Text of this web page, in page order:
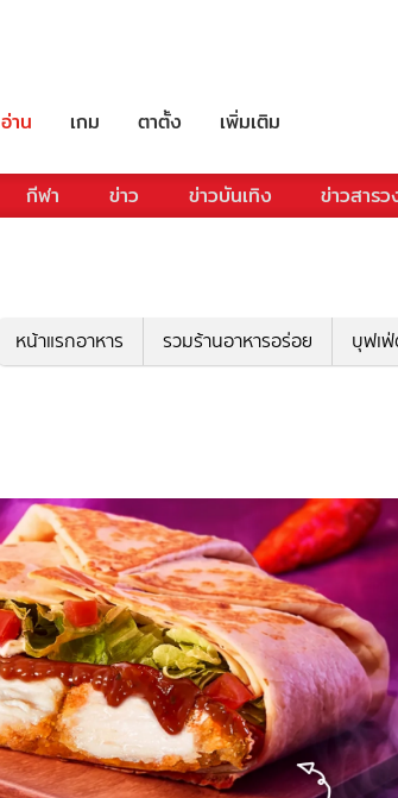
อ่าน เกม ตาตั้ง เพิ่มเติม
กีฬา ข่าว ข่าวบันเทิง ข่าวสาร
หน้าแรกอาหาร รวมร้านอาหารอร่อย บุฟเ